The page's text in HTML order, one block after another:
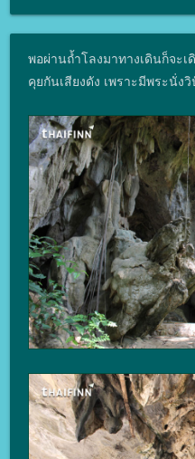
พอผ่านถ้ำโลงมาทางเดินก็จะ
คุยกันเสียงดัง เพราะมีพระนั่ง